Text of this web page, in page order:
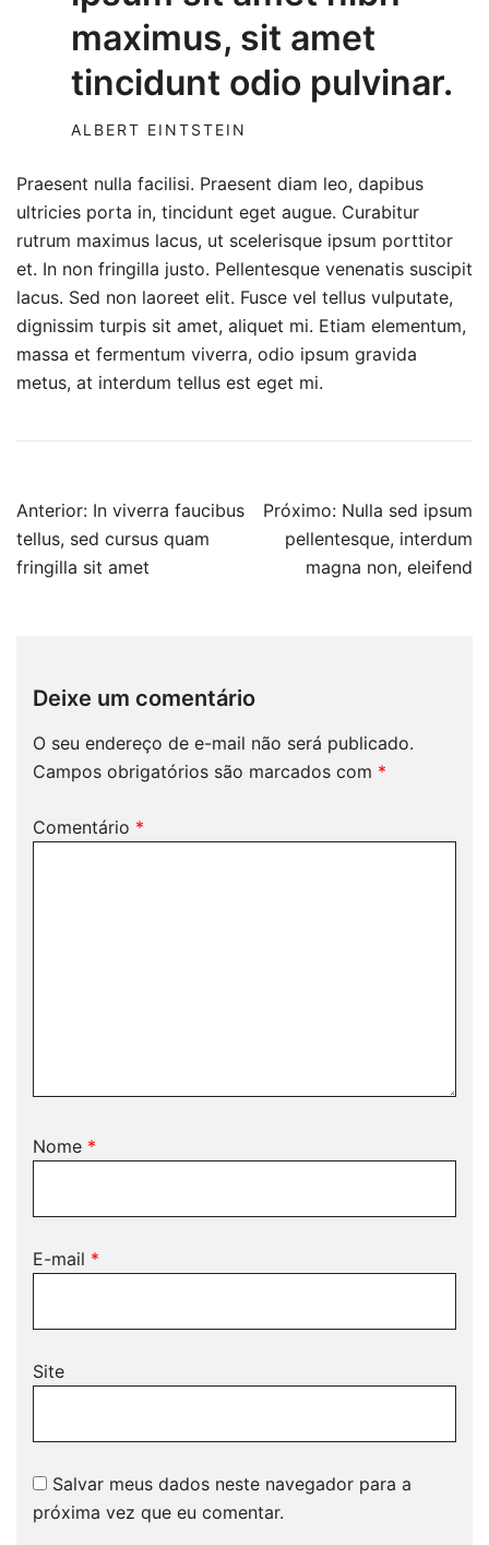
maximus, sit amet
tincidunt odio pulvinar.
ALBERT EINTSTEIN
Praesent nulla facilisi. Praesent diam leo, dapibus
ultricies porta in, tincidunt eget augue. Curabitur
rutrum maximus lacus, ut scelerisque ipsum porttitor
et. In non fringilla justo. Pellentesque venenatis suscipit
lacus. Sed non laoreet elit. Fusce vel tellus vulputate,
dignissim turpis sit amet, aliquet mi. Etiam elementum,
massa et fermentum viverra, odio ipsum gravida
metus, at interdum tellus est eget mi.
Navegação
de
Post
Anterior: In viverra faucibus
tellus, sed cursus quam
fringilla sit amet
Próximo: Nulla sed ipsum
pellentesque, interdum
magna non, eleifend
Deixe um comentário
O seu endereço de e-mail não será publicado.
Campos obrigatórios são marcados com *
Comentário *
Nome *
E-mail *
Site
Salvar meus dados neste navegador para a
próxima vez que eu comentar.